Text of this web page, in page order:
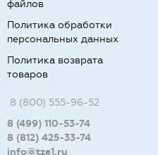
файлов
Политика обработки
персональных данных
Политика возврата
товаров
8 (800) 555-96-52
8 (499) 110-53-74
8 (812) 425-33-74
info@tze1.ru